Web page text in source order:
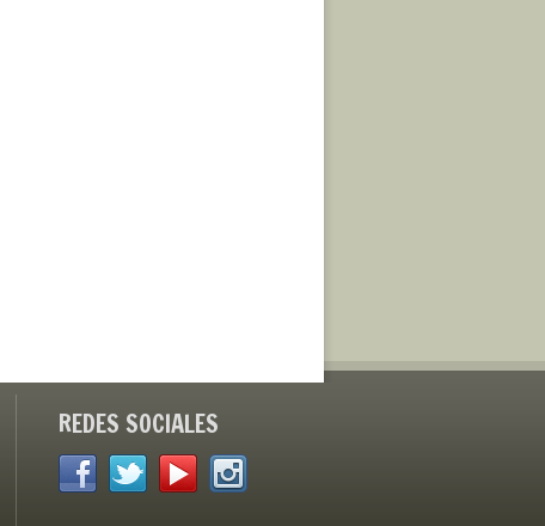
REDES SOCIALES